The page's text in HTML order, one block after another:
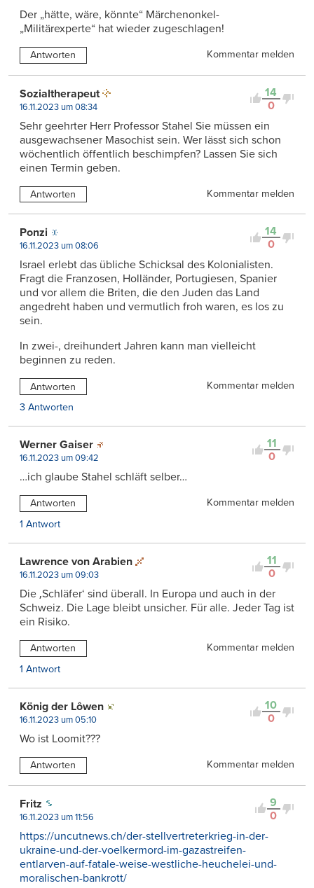
Der „hätte, wäre, könnte“ Märchenonkel-
„Militärexperte“ hat wieder zugeschlagen!
Antworten Kommentar melden
14
0
Sozialtherapeut
16.11.2023 um 08:34
Sehr geehrter Herr Professor Stahel Sie müssen ein
ausgewachsener Masochist sein. Wer lässt sich schon
wöchentlich öffentlich beschimpfen? Lassen Sie sich
einen Termin geben.
Antworten Kommentar melden
14
0
Ponzi
16.11.2023 um 08:06
Israel erlebt das übliche Schicksal des Kolonialisten.
Fragt die Franzosen, Holländer, Portugiesen, Spanier
und vor allem die Briten, die den Juden das Land
angedreht haben und vermutlich froh waren, es los zu
sein.
In zwei-, dreihundert Jahren kann man vielleicht
beginnen zu reden.
Antworten
Kommentar melden
3 Antworten
11
0
Werner Gaiser
16.11.2023 um 09:42
…ich glaube Stahel schläft selber…
Antworten
Kommentar melden
1 Antwort
11
0
Lawrence von Arabien
16.11.2023 um 09:03
Die ‚Schläfer‘ sind überall. In Europa und auch in der
Schweiz. Die Lage bleibt unsicher. Für alle. Jeder Tag ist
ein Risiko.
Antworten
Kommentar melden
1 Antwort
10
0
König der Lôwen
16.11.2023 um 05:10
Wo ist Loomit???
Antworten Kommentar melden
9
0
Fritz
16.11.2023 um 11:56
https://uncutnews.ch/der-stellvertreterkrieg-in-der-
ukraine-und-der-voelkermord-im-gazastreifen-
entlarven-auf-fatale-weise-westliche-heuchelei-und-
moralischen-bankrott/